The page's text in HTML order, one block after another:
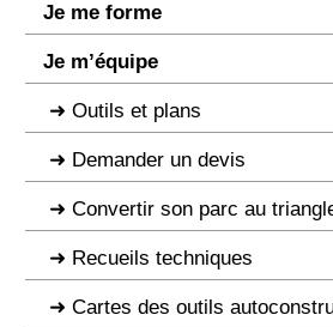
Je me forme
Je m’équipe
Outils et plans
Demander un devis
Convertir son parc au
Recueils techniques
Cartes des outils